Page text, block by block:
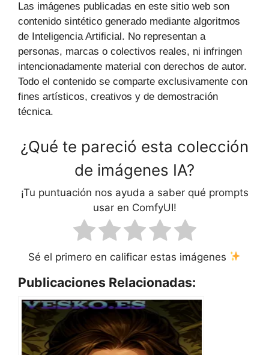
Las imágenes publicadas en este sitio web son
contenido sintético generado mediante algoritmos
de Inteligencia Artificial. No representan a
personas, marcas o colectivos reales, ni infringen
intencionadamente material con derechos de autor.
Todo el contenido se comparte exclusivamente con
fines artísticos, creativos y de demostración
técnica.
¿Qué te pareció esta colección
de imágenes IA?
¡Tu puntuación nos ayuda a saber qué prompts
usar en ComfyUI!
Sé el primero en calificar estas imágenes
Publicaciones Relacionadas: